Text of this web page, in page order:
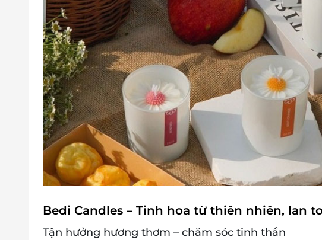
Bedi Candles – Tinh hoa từ thiên nhiên, lan
Tận hưởng hương thơm – chăm sóc tinh thần